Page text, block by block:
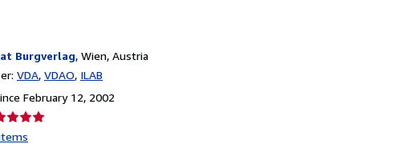
Burgverlag, Wien, Austria
VDA VDAO ILAB
February 12, 2002